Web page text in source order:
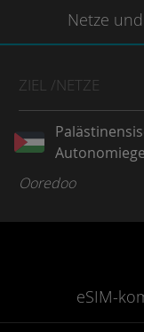
Netze
ZIEL /NETZE
Ooredoo
eSIM-